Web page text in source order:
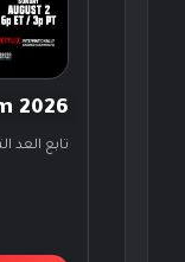
2026
تابع العد